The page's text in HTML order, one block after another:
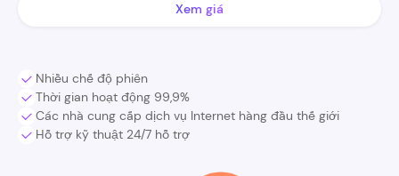
Xem giá
Nhiều chế độ phiên
Thời gian hoạt động 99,9%
Các nhà cung cấp dịch vụ Internet hàng đầu thế giới
Hỗ trợ kỹ thuật 24/7 hỗ trợ